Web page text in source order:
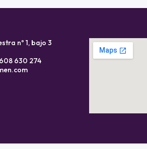
nº 1, bajo 3
630 274